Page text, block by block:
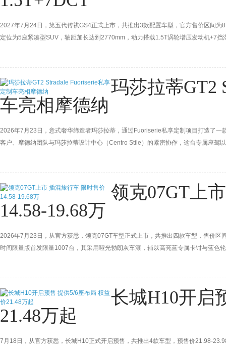
2027年7月24日，第五代传祺GS4正式上市，共推出3款配置车型，官方售价区间
定位为5座紧凑型SUV，轴距加长达到2770mm，动力搭载1.5T涡轮增压发动机+7挡
玛莎拉蒂GT2
车亮相摩德纳
2026年7月23日，意式奢华缔造者玛莎拉蒂，通过Fuoriserie私享定制项目打造了
客户、摩德纳团队与玛莎拉蒂设计中心（Centro Stile）的紧密协作，这台专属座
领克07GT上
14.58-19.68万
2026年7月23日，从官方获悉，领克07GT车型正式上市，共推出四款车型，售价
时间限量版首发限量1007台，其采用哑光勃朗灰车漆，辅以高亮蓝专属卡钳与蓝
长城H10开启
21.48万起
7月18日，从官方获悉，长城H10正式开启预售，共推出4款车型，预售价21.98-